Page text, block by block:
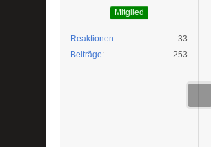
Mitglied
Reaktionen
33
Beiträge
253